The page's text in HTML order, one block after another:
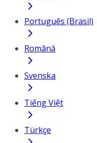
Português (Brasil)
Română
Svenska
Tiếng Việt
Türkçe